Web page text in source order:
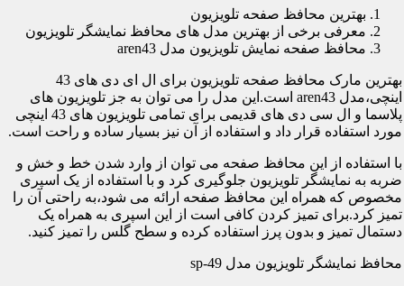
بهترین محافظ صفحه تلویزیون
معرفی برخی از بهترین مدل های محافظ نمایشگر تلویزیون
محافظ صفحه نمایش تلویزیون مدل aren43
بهترین مارک محافظ صفحه تلویزیون برای ال ای دی های 43
اینچی،مدل aren43 است.این مدل را می توان به جز تلویزیون های
پلاسما و ال سی دی های قدیمی برای تمامی تلویزیون های 43 اینچی
مورد استفاده قرار داد و استفاده از آن نیز بسیار ساده و راحت است.
با استفاده از این محافظ صفحه می توان از وارد شدن خط و خش و
ضربه به نمایشگر تلویزیون جلوگیری کرد و با استفاده از یک اسپری
مخصوص که همراه این محافظ صفحه ارائه می شود،به راحتی آن را
تمیز کرد.برای تمیز کردن کافی است از این اسپری به همراه یک
دستمال تمیز و بدون پرز استفاده کرده و سطح گلس را تمیز کنید.
محافظ نمایشگر تلویزیون مدل sp-49